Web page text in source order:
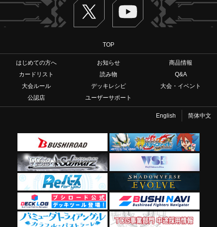
TOP
はじめての方へ お知らせ
商品情報
カードリスト
読み物
Q&A
大会ルール
デッキレシピ
大会・イベント
公認店
ユーザーサポート
English 简体中文